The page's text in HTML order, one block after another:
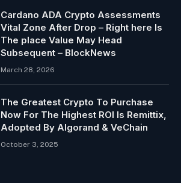
Cardano ADA Crypto Assessments
Vital Zone After Drop – Right here Is
The place Value May Head
Subsequent – BlockNews
March 28, 2026
The Greatest Crypto To Purchase
Now For The Highest ROI Is Remittix,
Adopted By Algorand & VeChain
October 3, 2025